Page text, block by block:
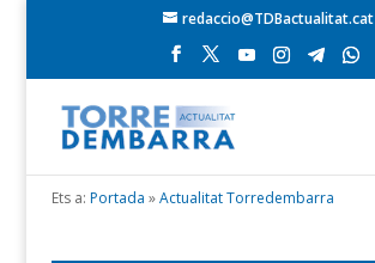
redaccio@TDBactualitat.cat
Ets a: Portada »Actualitat Torredembarra